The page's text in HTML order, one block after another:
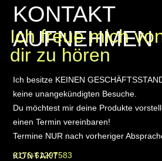
KONTAKT
AUFNEHMEN
Ich freue mich
dir zu hören
Ich besitze KEINEN
keine unangekündigten Besuche.
Du möchtest mir deine Produkte
einen Termin vereinbaren!
Termine NUR nach vorheriger
KONTAKT
0176-61297583